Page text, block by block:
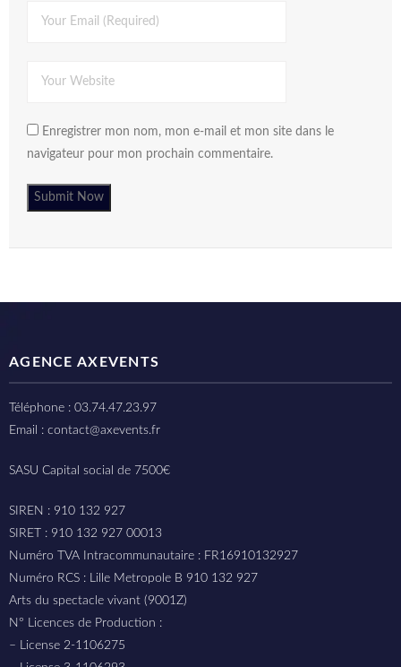
Enregistrer mon nom, mon e-mail et mon site dans le
navigateur pour mon prochain commentaire.
AGENCE AXEVENTS
Téléphone : 03.74.47.23.97
Email : contact@axevents.fr
SASU Capital social de 7500€
SIREN : 910 132 927
SIRET : 910 132 927 00013
Numéro TVA Intracommunautaire : FR16910132927
Numéro RCS : Lille Metropole B 910 132 927
Arts du spectacle vivant (9001Z)
N° Licences de Production :
– License 2-1106275